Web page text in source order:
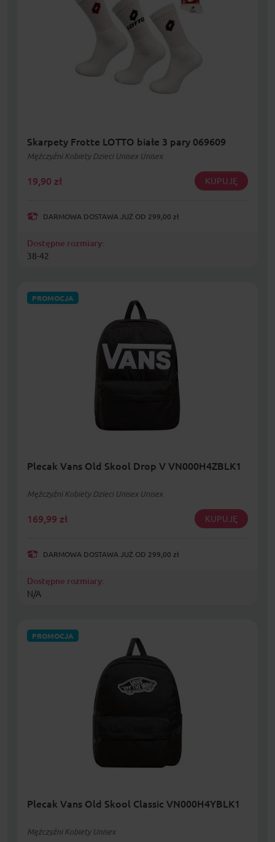
Skarpety Frotte LOTTO białe 3 pary 069609
Mężczyźni Kobiety Dzieci Unisex Unisex
19,90 zł KUPUJĘ
DARMOWA DOSTAWA JUŻ OD 299,00 zł
Dostępne rozmiary:
38-42
PROMOCJA
Plecak Vans Old Skool Drop V VN000H4ZBLK1
Mężczyźni Kobiety Dzieci Unisex Unisex
169,99 zł KUPUJĘ
DARMOWA DOSTAWA JUŻ OD 299,00 zł
Dostępne rozmiary:
N/A
PROMOCJA
Plecak Vans Old Skool Classic VN000H4YBLK1
Mężczyźni Kobiety Unisex